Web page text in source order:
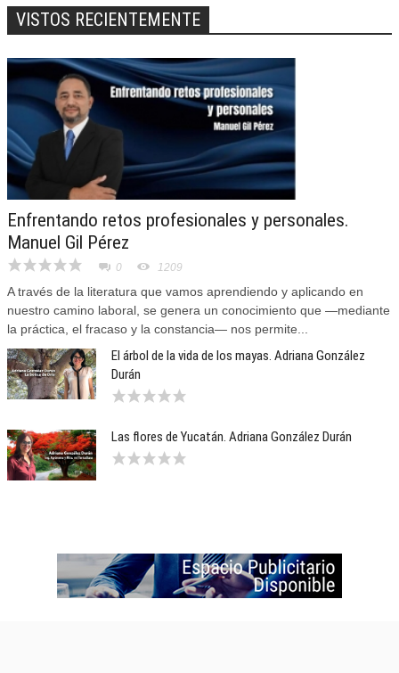
VISTOS RECIENTEMENTE
Enfrentando retos profesionales y personales.
Manuel Gil Pérez
0 1209
A través de la literatura que vamos aprendiendo y aplicando en
nuestro camino laboral, se genera un conocimiento que —mediante
la práctica, el fracaso y la constancia— nos permite...
El árbol de la vida de los mayas. Adriana González
Durán
Las flores de Yucatán. Adriana González Durán